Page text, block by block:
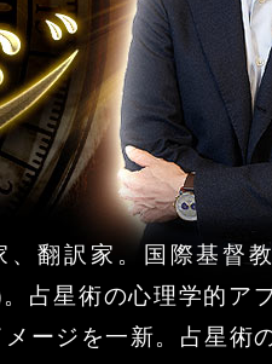
翻訳家。国際基督
占星術の心理学的ア
ージを一新。占星術